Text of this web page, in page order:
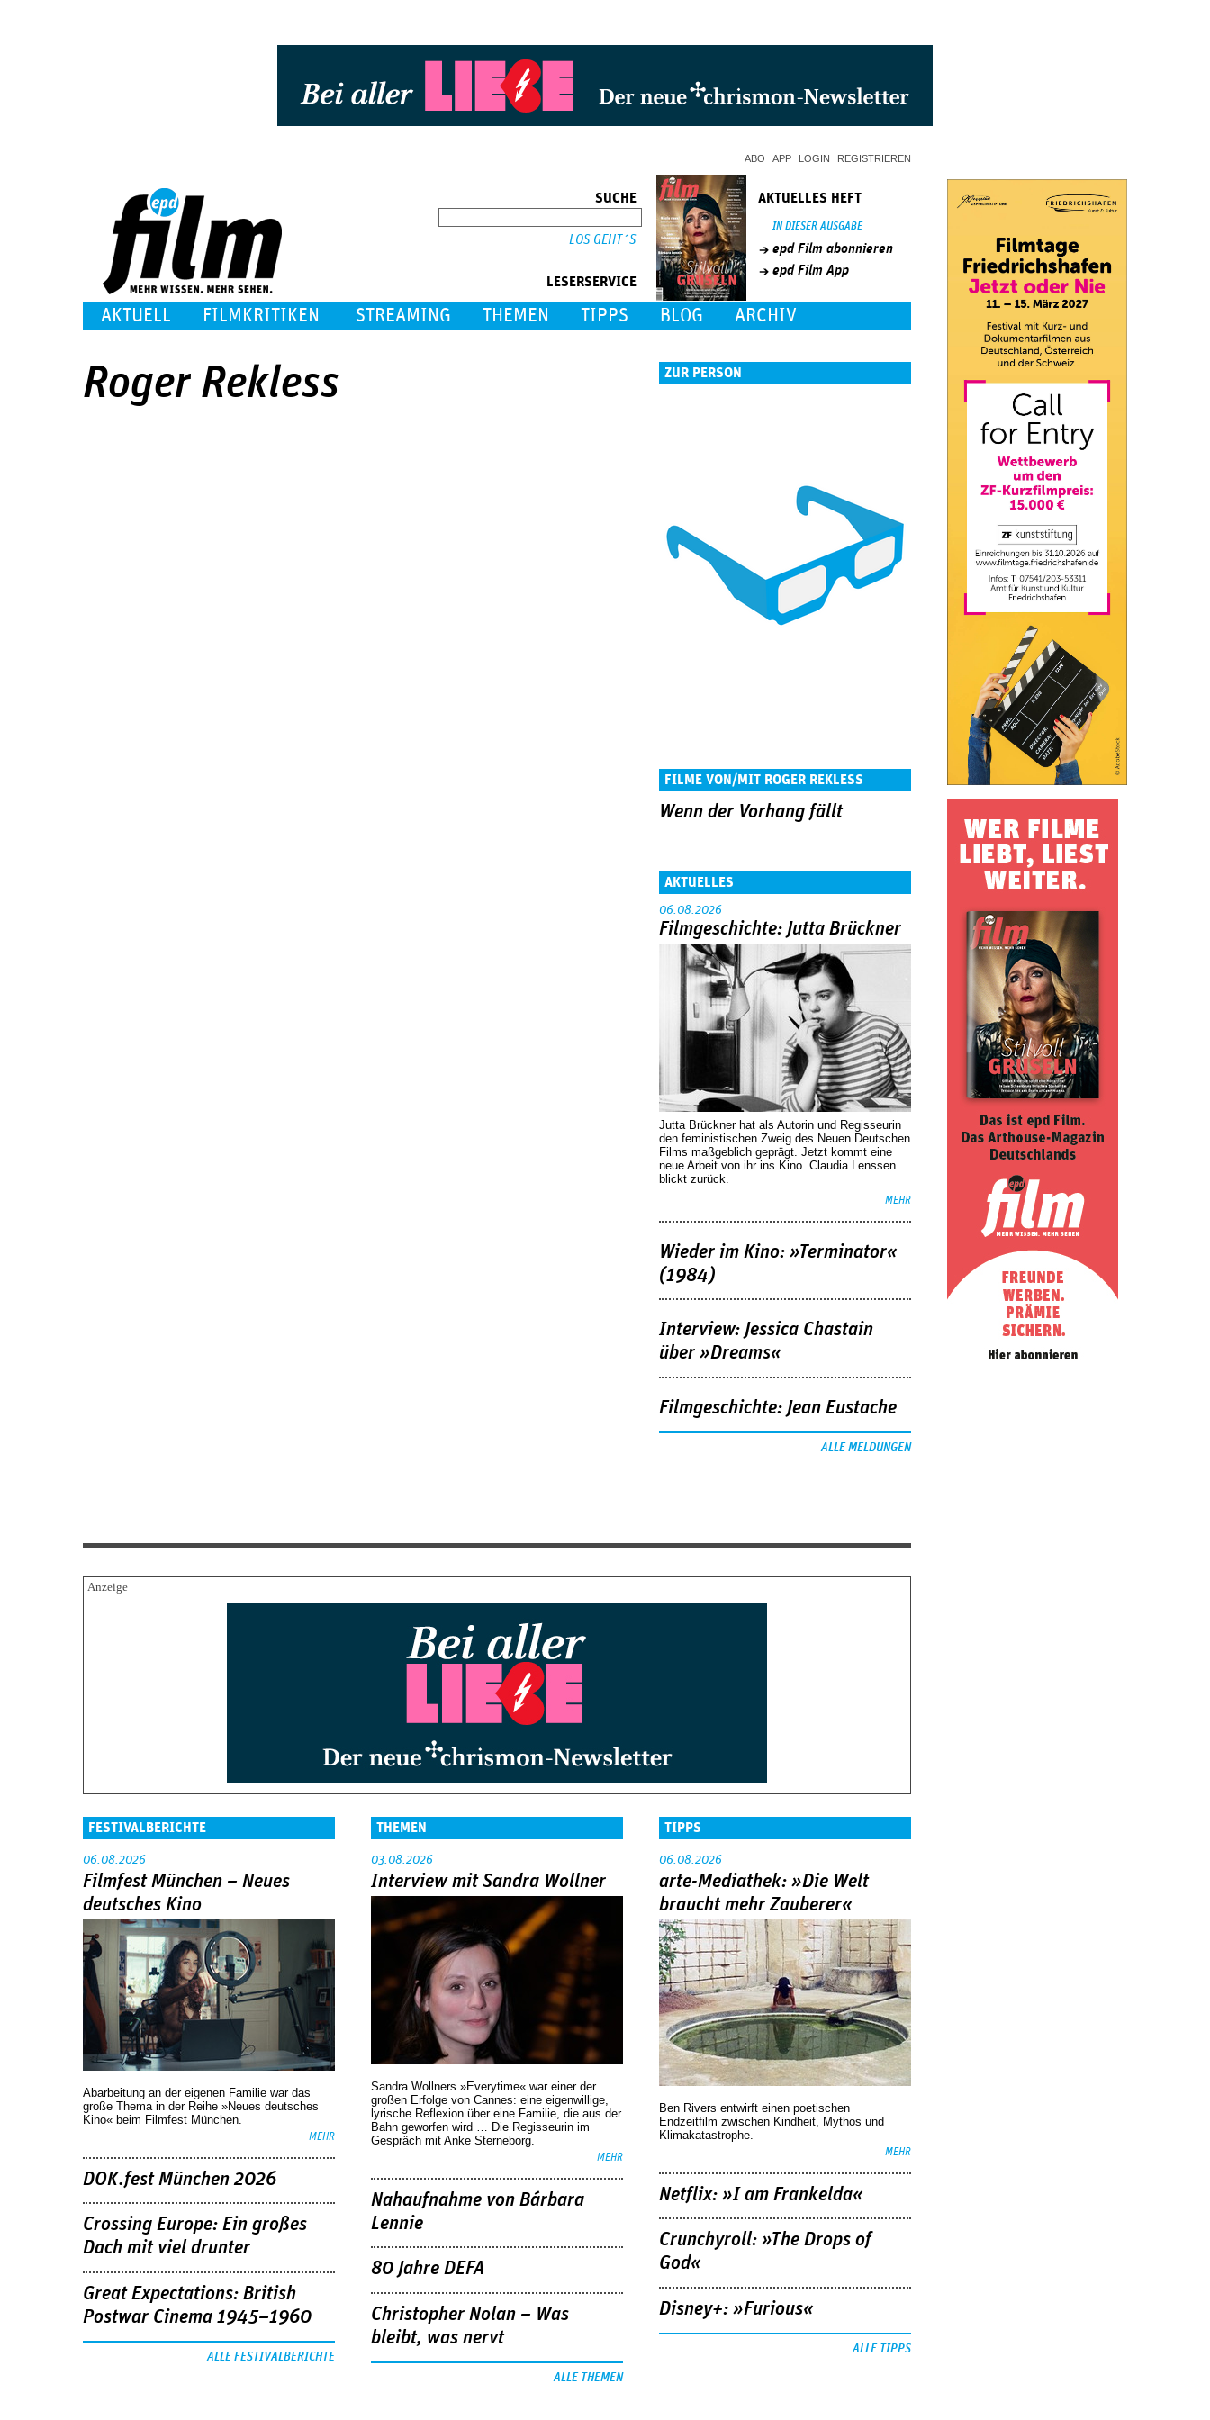
ABO APP LOGIN REGISTRIEREN
SUCHE
LESERSERVICE
AKTUELLES HEFT
IN DIESER AUSGABE
epd Film abonnieren
epd Film App
AKTUELL FILMKRITIKEN STREAMING THEMEN TIPPS BLOG ARCHIV
Roger Rekless ZUR PERSON
FILME VON/MIT ROGER REKLESS
Wenn der Vorhang fällt
AKTUELLES
06.08.2026
Filmgeschichte: Jutta Brückner
Jutta Brückner hat als Autorin und Regisseurin
den feministischen Zweig des Neuen Deutschen
Films maßgeblich geprägt. Jetzt kommt eine
neue Arbeit von ihr ins Kino. Claudia Lenssen
blickt zurück.
MEHR
Wieder im Kino: »Terminator«
(1984)
Interview: Jessica Chastain
über »Dreams«
Filmgeschichte: Jean Eustache
ALLE MELDUNGEN
FESTIVALBERICHTE
06.08.2026
Filmfest München – Neues
deutsches Kino
Abarbeitung an der eigenen Familie war das
große Thema in der Reihe »Neues deutsches
Kino« beim Filmfest München.
MEHR
DOK.fest München 2026
Crossing Europe: Ein großes
Dach mit viel drunter
Great Expectations: British
Postwar Cinema 1945–1960
ALLE FESTIVALBERICHTE
THEMEN
03.08.2026
Interview mit Sandra Wollner
Sandra Wollners »Everytime« war einer der
großen Erfolge von Cannes: eine eigenwillige,
lyrische Reflexion über eine ­Familie, die aus der
Bahn geworfen wird … Die Regisseurin im
Gespräch mit Anke Sterneborg.
MEHR
Nahaufnahme von Bárbara
Lennie
80 Jahre DEFA
Christopher Nolan – Was
bleibt, was nervt
ALLE THEMEN
TIPPS
06.08.2026
arte-Mediathek: »Die Welt
braucht mehr Zauberer«
Ben Rivers entwirft einen poetischen
Endzeitfilm zwischen Kindheit, Mythos und
Klimakatastrophe.
MEHR
Netflix: »I am Frankelda«
Crunchyroll: »The Drops of
God«
Disney+: »Furious«
ALLE TIPPS